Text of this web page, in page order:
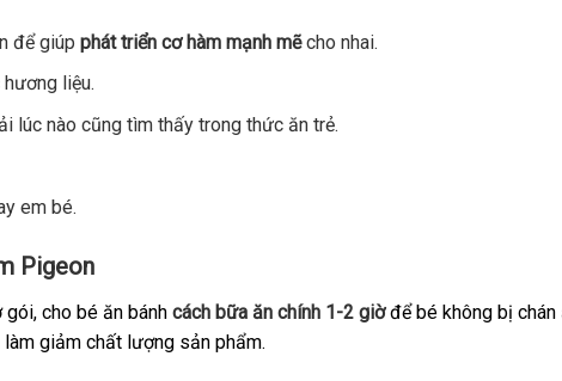
để giúp phát triển cơ hàm mạnh mẽcho nhai.
liệu.
lúc nào cũng tìm thấy trong thức ăn trẻ.
em bé.
Pigeon
cho bé ăn bánh cách bữa ăn chính 1-2 giờđể bé không bị chán
giảm chất lượng sản phẩm.